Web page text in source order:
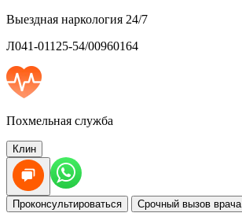
Выездная наркология 24/7
Л041-01125-54/00960164
Похмельная служба
Клин
Проконсультироваться Срочный вызов врача